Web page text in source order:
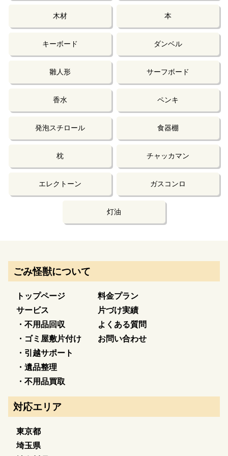
木材 本
キーボード ダンベル
雛人形 サーフボード
香水 ペンキ
発泡スチロール 食器棚
枕 チャッカマン
エレクトーン ガスコンロ
灯油
ごみ怪獣について
トップページ
サービス
・不用品回収
・ゴミ屋敷片付け
・引越サポート
・遺品整理
・不用品買取
料金プラン
片づけ実績
よくある質問
お問い合わせ
対応エリア
東京都
埼玉県